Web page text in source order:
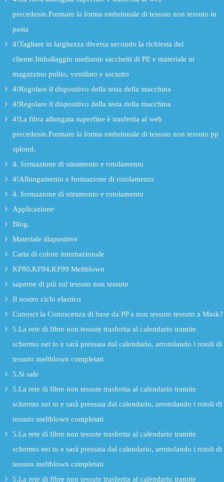
precedente.Formare la forma embrionale di tessuto non tessuto in
pasta
4!Tagliare in larghezza diversa secondo la richiesta del
cliente.Imballaggio mediante sacchetti di PE e materiale in
magazzino pulito, ventilato e asciutto
4!Regolare il dispositivo della testa della macchina
4!Regolare il dispositivo della testa della macchina
4!La fibra allungata superfine è trasferita al web
precedente.Formare la forma embrionale di tessuto non tessuto pp
splond.
4. formazione di stiramento e rotolamento
4!Allungamento e formazione di rotolamento
4. formazione di stiramento e rotolamento
Applicazione
Blog.
Materiale diapositive
Carta di colore internazionale
KF80,KF94,KF99 Meltblown
saperne di più sul tessuto non tessuto
Il nostro ciclo elastico
Conosci la Conoscenza di base da PP a non tessuto tessuto a Mask?
5.La rete di fibre non tessute trasferita al calendario tramite
schermo net to e sarà pressata dal calendario, arrotolando i rotoli di
tessuto meltblown completati
5.Si sale
5.La rete di fibre non tessute trasferita al calendario tramite
schermo net to e sarà pressata dal calendario, arrotolando i rotoli di
tessuto meltblown completati
5.La rete di fibre non tessute trasferita al calendario tramite
schermo net to e sarà pressata dal calendario, arrotolando i rotoli di
tessuto meltblown completati
5.La rete di fibre non tessute trasferita al calendario tramite